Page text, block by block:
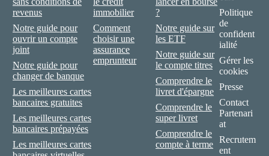
revenus
Notre guide pour
ouvrir un compte
joint
Notre guide pour
changer de banque
Les meilleures cartes
bancaires gratuites
Les meilleures cartes
bancaires prépayées
Les meilleures cartes
immobilier
Comment
choisir une
assurance
emprunteur
?
Notre guide sur
les ETF
Notre guide sur
le compte titres
Comprendre le
livret d'épargne
Comprendre le
super livret
Comprendre le
compte à terme
Politique
de
confident
ialité
Gérer les
cookies
Presse
Contact
Partenari
at
Recrutem
ent